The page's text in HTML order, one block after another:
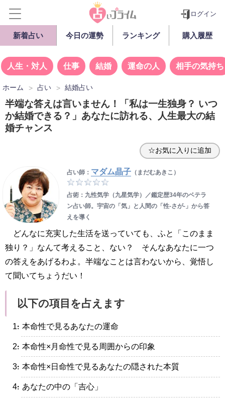
ログイン
新着占い 今日の運勢 ランキング 購入履歴
人生・対人 仕事 結婚 運命の人 相手の気持ち
ホーム 占い 結婚占い
半端な答えは言いません！「私は一生独身？ いつ
か結婚できる？」あなたに訪れる、人生最大の結
婚チャンス
☆お気に入りに追加
占い師： マダム晶子（まだむあきこ）
占術：九性気学（九星気学）／鑑定歴34年のベテラ
ン占い師。宇宙の「気」と人間の「性-さが-」から答
えを導く
どんなに充実した生活を送っていても、ふと「このまま
独り？」なんて考えること、ない？ そんなあなたに一つ
の答えをあげるわよ。半端なことは言わないから、覚悟し
て聞いてちょうだい！
以下の項目を占えます
・本命性で見るあなたの運命
・本命性×月命性で見る周囲からの印象
・本命性×日命性で見るあなたの隠された本質
・あなたの中の「吉心」